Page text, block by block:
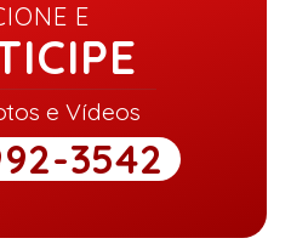
E
e Vídeos
3542